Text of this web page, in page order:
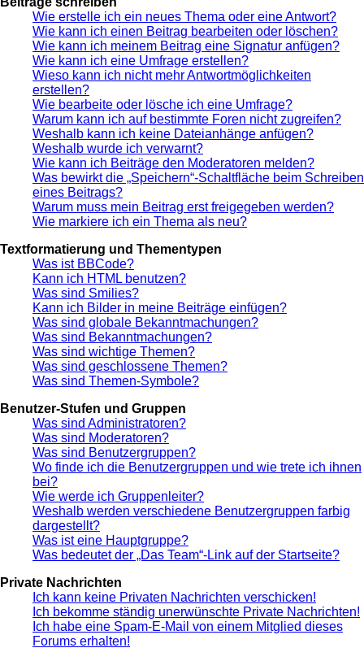
Wie erstelle ich ein neues Thema oder eine Antwort?
Wie kann ich einen Beitrag bearbeiten oder löschen?
Wie kann ich meinem Beitrag eine Signatur anfügen?
Wie kann ich eine Umfrage erstellen?
Wieso kann ich nicht mehr Antwortmöglichkeiten
erstellen?
Wie bearbeite oder lösche ich eine Umfrage?
Warum kann ich auf bestimmte Foren nicht zugreifen?
Weshalb kann ich keine Dateianhänge anfügen?
Weshalb wurde ich verwarnt?
Wie kann ich Beiträge den Moderatoren melden?
Was bewirkt die „Speichern“-Schaltfläche beim Schreiben
eines Beitrags?
Warum muss mein Beitrag erst freigegeben werden?
Wie markiere ich ein Thema als neu?
Textformatierung und Thementypen
Was ist BBCode?
Kann ich HTML benutzen?
Was sind Smilies?
Kann ich Bilder in meine Beiträge einfügen?
Was sind globale Bekanntmachungen?
Was sind Bekanntmachungen?
Was sind wichtige Themen?
Was sind geschlossene Themen?
Was sind Themen-Symbole?
Benutzer-Stufen und Gruppen
Was sind Administratoren?
Was sind Moderatoren?
Was sind Benutzergruppen?
Wo finde ich die Benutzergruppen und wie trete ich ihnen
bei?
Wie werde ich Gruppenleiter?
Weshalb werden verschiedene Benutzergruppen farbig
dargestellt?
Was ist eine Hauptgruppe?
Was bedeutet der „Das Team“-Link auf der Startseite?
Private Nachrichten
Ich kann keine Privaten Nachrichten verschicken!
Ich bekomme ständig unerwünschte Private Nachrichten!
Ich habe eine Spam-E-Mail von einem Mitglied dieses
Forums erhalten!